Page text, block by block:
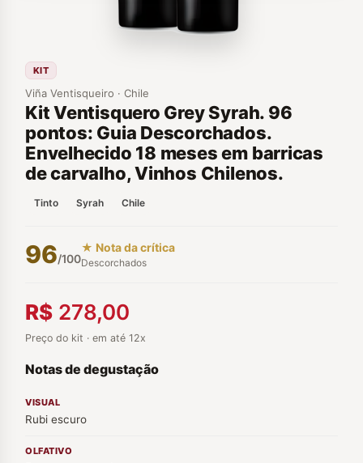
KIT
Viña Ventisqueiro · Chile
Kit Ventisquero Grey Syrah. 96
pontos: Guia Descorchados.
Envelhecido 18 meses em barricas
de carvalho, Vinhos Chilenos.
Tinto Syrah Chile
96/100
★ Nota da crítica
Descorchados
R$ 278,00
Preço do kit · em até 12x
Notas de degustação
VISUAL
Rubi escuro
OLFATIVO